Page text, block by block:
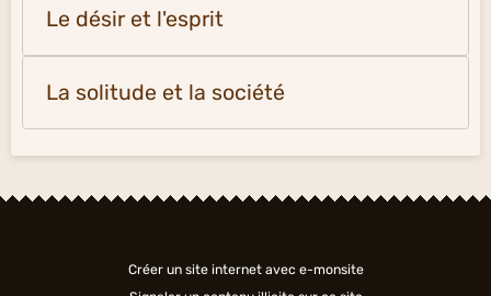
Le désir et l'esprit
La solitude et la société
Créer un site internet avec e-monsite